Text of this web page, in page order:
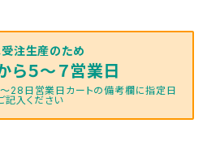
注生産のため
ら５～７営業日
28日営業日カートの備考欄に指定日
記入ください